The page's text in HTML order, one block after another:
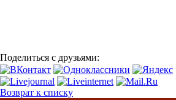
Поделиться с друзьями:
Возврат к списку